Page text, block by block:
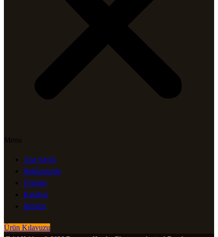
Menu
Ana Sayfa
Hakkımızda
Ürünler
Katalog
İletişim
Ürün Kılavuzu